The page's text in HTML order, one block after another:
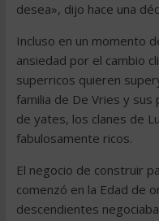
desea», dijo hace una
Incluso en un momento
ansiedad por el cambio
superricos quieren
familia de De Vries y
de yates, los clanes de
fabulosamente ricos.
El negocio de construir
comenzó en la Edad de
descendientes